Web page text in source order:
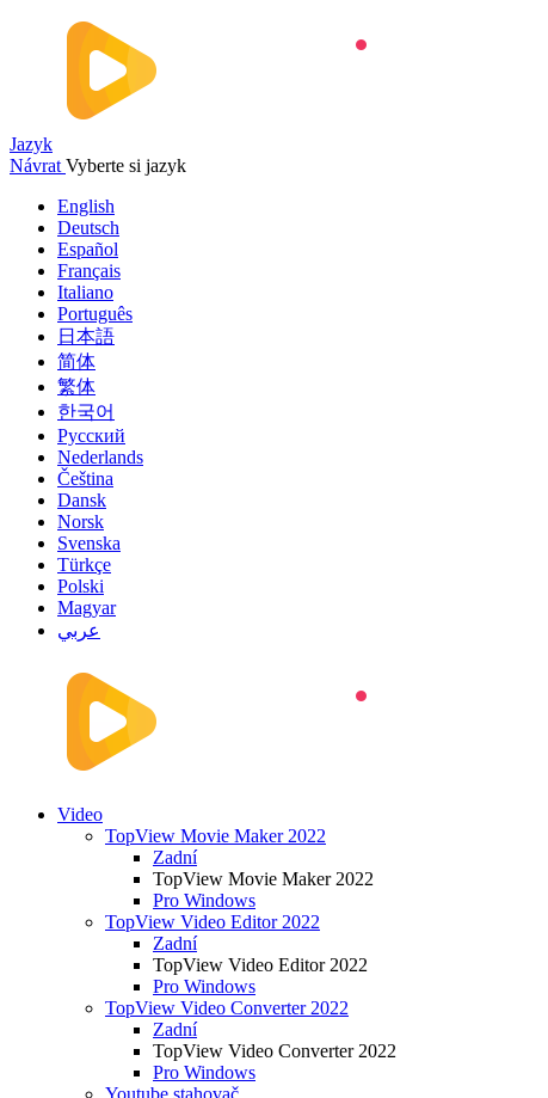
Jazyk
Návrat Vyberte si jazyk
English
Deutsch
Español
Français
Italiano
Português
日本語
简体
繁体
한국어
Русский
Nederlands
Čeština
Dansk
Norsk
Svenska
Türkçe
Polski
Magyar
عربي
Video
TopView Movie Maker 2022
Zadní
TopView Movie Maker 2022
Pro Windows
TopView Video Editor 2022
Zadní
TopView Video Editor 2022
Pro Windows
TopView Video Converter 2022
Zadní
TopView Video Converter 2022
Pro Windows
Youtube stahovač